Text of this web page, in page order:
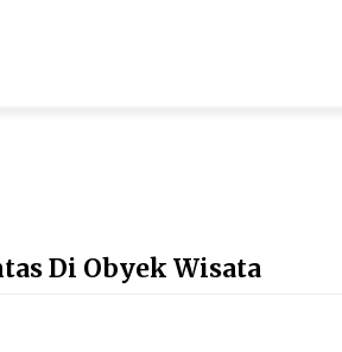
Di Obyek Wisata